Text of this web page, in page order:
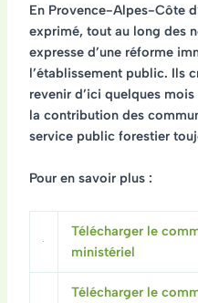
En Provence-Alpes-Côte
exprimé, tout au long des
expresse d’une réforme
l’établissement public. Ils
revenir d’ici quelques
la contribution des
service public forestier
Pour en savoir plus :
Télécharger le
ministériel
Télécharger le